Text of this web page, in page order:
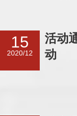
15
2020/12
活动
动